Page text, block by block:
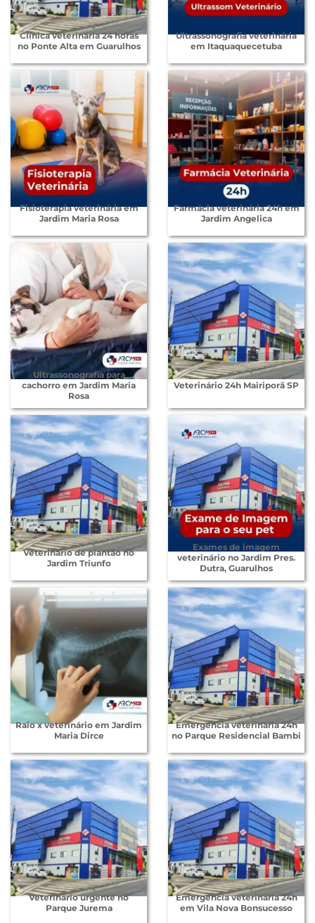
Clínica veterinária 24 horas
no Ponte Alta em Guarulhos
Ultrassonografia veterinária
em Itaquaquecetuba
Fisioterapia veterinária em
Jardim Maria Rosa
Farmácia veterinária 24h em
Jardim Angelica
Ultrassonografia para
cachorro em Jardim Maria
Rosa
Veterinário 24h Mairiporã SP
Veterinário de plantão no
Jardim Triunfo
Exames de imagem
veterinário no Jardim Pres.
Dutra, Guarulhos
Raio x veterinário em Jardim
Maria Dirce
Emergencia veterinaria 24h
no Parque Residencial Bambi
Veterinário urgente no
Parque Jurema
Emergencia veterinaria 24h
em Vila Nova Bonsucesso